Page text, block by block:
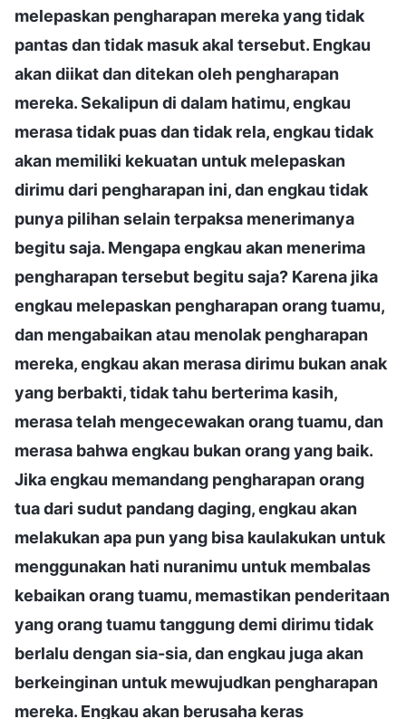
melepaskan pengharapan mereka yang tidak
pantas dan tidak masuk akal tersebut. Engkau
akan diikat dan ditekan oleh pengharapan
mereka. Sekalipun di dalam hatimu, engkau
merasa tidak puas dan tidak rela, engkau tidak
akan memiliki kekuatan untuk melepaskan
dirimu dari pengharapan ini, dan engkau tidak
punya pilihan selain terpaksa menerimanya
begitu saja. Mengapa engkau akan menerima
pengharapan tersebut begitu saja? Karena jika
engkau melepaskan pengharapan orang tuamu,
dan mengabaikan atau menolak pengharapan
mereka, engkau akan merasa dirimu bukan anak
yang berbakti, tidak tahu berterima kasih,
merasa telah mengecewakan orang tuamu, dan
merasa bahwa engkau bukan orang yang baik.
Jika engkau memandang pengharapan orang
tua dari sudut pandang daging, engkau akan
melakukan apa pun yang bisa kaulakukan untuk
menggunakan hati nuranimu untuk membalas
kebaikan orang tuamu, memastikan penderitaan
yang orang tuamu tanggung demi dirimu tidak
berlalu dengan sia-sia, dan engkau juga akan
berkeinginan untuk mewujudkan pengharapan
mereka. Engkau akan berusaha keras